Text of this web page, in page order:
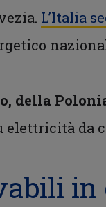
L’Italia
della
elettricità da
in